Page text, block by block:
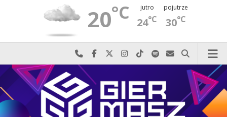
20°C jutro
24°C
pojutrze
30°C
Najlepiej po prostu do nas zadzwoń
Odwiedź nas na Facebook-u
Odwiedź nas na X
Odwiedź nas na Instagram-ie
Odwiedź nas na TikTok-u
Szukaj nas na Spotify
Wyślij do nas
Szukaj